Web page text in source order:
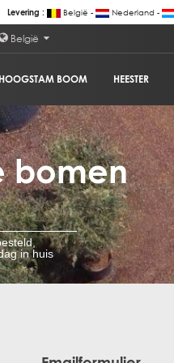
Levering : België - Nederland -
België
HOOGSTAM BOOM HEESTER
bomen
in huis